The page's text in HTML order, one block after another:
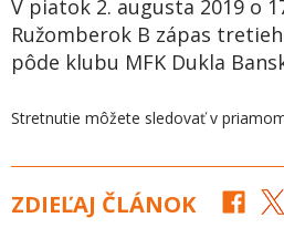
V piatok 2. augusta 2019 o
Ružomberok B zápas
pôde klubu MFK Dukla
Stretnutie môžete sledovať v
ZDIEĽAJ ČLÁNOK